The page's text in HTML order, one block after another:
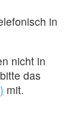
in
nicht in
das
mit.